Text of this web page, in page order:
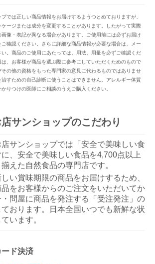
では正しい商品情報をお届けするようつとめておりますが、
ケージまたは成分を変更することがあります。したがって実際
像・表記が異なる場合があります。ご使用前には必ずお届け
確認ください。さらに詳細な商品情報が必要な場合は、メー
。商品のご使用にあたっては、用法、用量を必ずご確認くだ
、お客様が商品を選ぶ際に参考にしていただくためのもので
の他の資格をもった専門家の意見に代わるものではありませ
すための自己診断に使うことはできません。アレルギー体質
りつけの医師にご相談のうえご購入ください。
サンショップのこだわり
サンショップでは「安全で美味しい食
、安全で美味しい食品を4,700点以上
えた自然食品の専門店です。
い賞味期限の商品をお届けするため、
をお客様からのご注文をいただいてか
問屋に商品を発注する「受注発注」の
おります。日本全国いつでも新鮮な状
います。
ド決済